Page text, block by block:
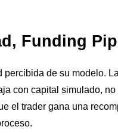
Funding
de su modelo.
con capital simulado,
el trader gana una